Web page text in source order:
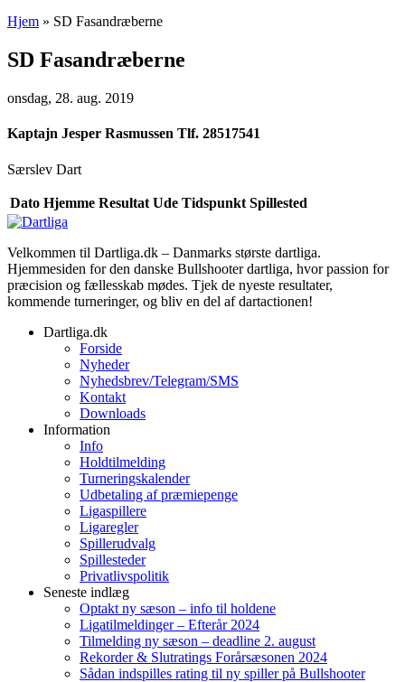
Hjem » SD Fasandræberne
SD Fasandræberne
onsdag, 28. aug. 2019
Kaptajn Jesper Rasmussen Tlf. 28517541
Særslev Dart
Dato Hjemme Resultat Ude Tidspunkt Spillested
Velkommen til Dartliga.dk – Danmarks største dartliga.
Hjemmesiden for den danske Bullshooter dartliga, hvor passion for
præcision og fællesskab mødes. Tjek de nyeste resultater,
kommende turneringer, og bliv en del af dartactionen!
Dartliga.dk
Forside
Nyheder
Nyhedsbrev/Telegram/SMS
Kontakt
Downloads
Information
Info
Holdtilmelding
Turneringskalender
Udbetaling af præmiepenge
Ligaspillere
Ligaregler
Spillerudvalg
Spillesteder
Privatlivspolitik
Seneste indlæg
Optakt ny sæson – info til holdene
Ligatilmeldinger – Efterår 2024
Tilmelding ny sæson – deadline 2. august
Rekorder & Slutratings Forårsæsonen 2024
Sådan indspilles rating til ny spiller på Bullshooter